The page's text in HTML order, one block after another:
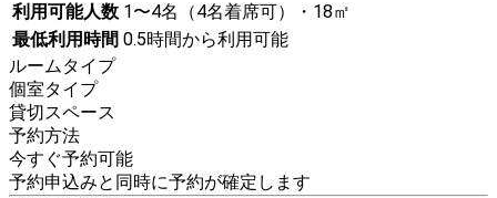
利用可能人数 1〜4名（4名着席可）・18㎡
最低利用時間 0.5時間から利用可能
ルームタイプ
個室タイプ
貸切スペース
予約方法
今すぐ予約可能
予約申込みと同時に予約が確定します